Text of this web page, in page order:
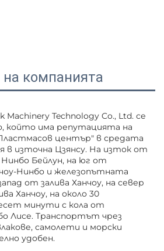
компанията
Machinery Technology Co., Ltd. се
който има репутацията на
център" в средата
в източна Цзянсу. На изток от
Бейлун, на юг от
Нинбо и железопътната
от залива Ханчоу, на север
Ханчоу, на около 30
минути с кола от
Лисе. Транспортът чрез
самолети и морски
удобен.